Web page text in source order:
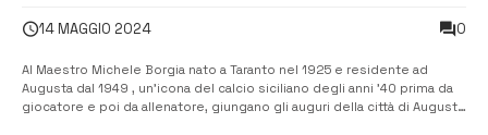
14 MAGGIO 2024 0
Al Maestro Michele Borgia nato a Taranto nel 1925 e residente ad
Augusta dal 1949 , un’icona del calcio siciliano degli anni ’40 prima da
giocatore e poi da allenatore, giungano gli auguri della città di Augusta